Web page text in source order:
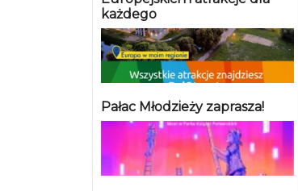
każdego
Pałac Młodzieży zaprasza!